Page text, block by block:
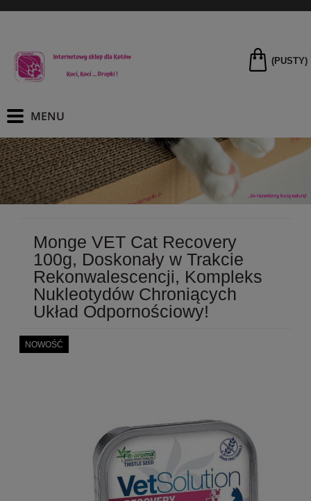
(PUSTY)
Monge VET Cat Recovery
100g, Doskonały w Trakcie
Rekonwalescencji, Kompleks
Nukleotydów Chroniących
Układ Odpornościowy!
NOWOŚĆ